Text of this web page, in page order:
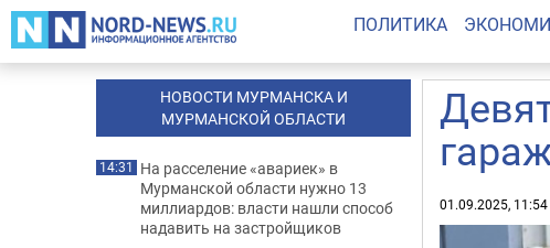
ПОЛИТИКА
01.09.2025, 11:54
НОВОСТИ МУРМАНСКА И
МУРМАНСКОЙ ОБЛАСТИ
14:31 На расселение «авариек» в
Мурманской области нужно 13
миллиардов: власти нашли способ
надавить на застройщиков